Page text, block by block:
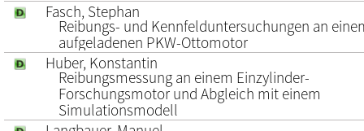
Fasch, Stephan
Reibungs- und Kennfelduntersuchungen an
aufgeladenen PKW-Ottomotor
Huber, Konstantin
Reibungsmessung an einem Einzylinder-
Forschungsmotor und Abgleich mit einem
Simulationsmodell